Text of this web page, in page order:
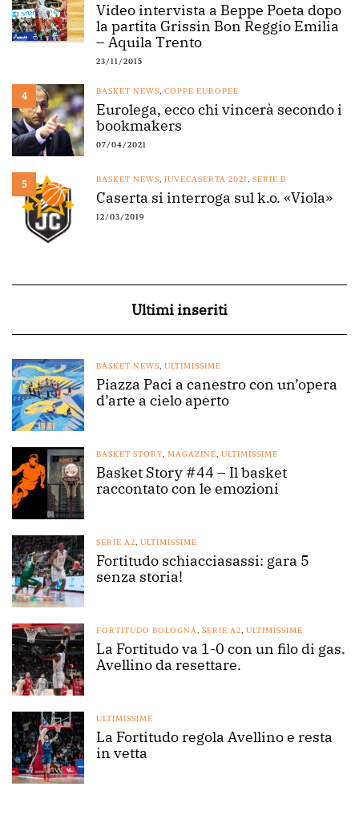
Video intervista a Beppe Poeta dopo
la partita Grissin Bon Reggio Emilia
– Aquila Trento
23/11/2015
4 BASKET NEWS, COPPE EUROPEE
Eurolega, ecco chi vincerà secondo i
bookmakers
07/04/2021
5 BASKET NEWS, JUVECASERTA 2021, SERIE B
Caserta si interroga sul k.o. «Viola»
12/03/2019
Ultimi inseriti
BASKET NEWS, ULTIMISSIME
Piazza Paci a canestro con un’opera
d’arte a cielo aperto
BASKET STORY, MAGAZINE, ULTIMISSIME
Basket Story #44 – Il basket
raccontato con le emozioni
SERIE A2, ULTIMISSIME
Fortitudo schiacciasassi: gara 5
senza storia!
FORTITUDO BOLOGNA, SERIE A2, ULTIMISSIME
La Fortitudo va 1-0 con un filo di gas.
Avellino da resettare.
ULTIMISSIME
La Fortitudo regola Avellino e resta
in vetta